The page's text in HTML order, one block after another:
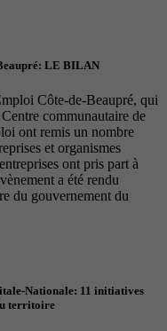
LE BILAN
Côte-de-Beaupré, qui
communautaire de
ont remis un nombre
et organismes
ont pris part à
a été rendu
du gouvernement du
Nationale: 11 initiatives
territoire